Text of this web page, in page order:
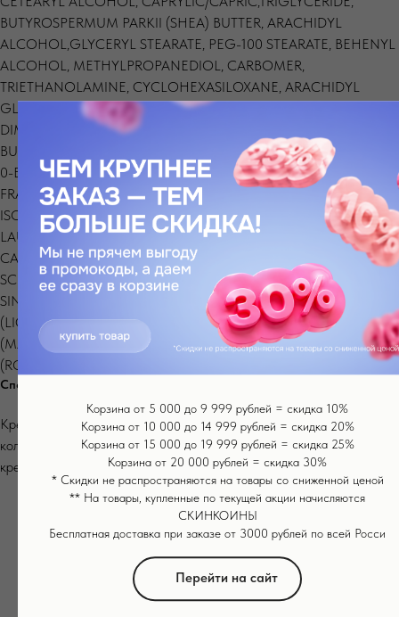
BUTYROSPERMUM PARKII (SHEA) BUTTER, ARACHIDYL
ALCOHOL,GLYCERYL STEARATE, PEG-100 STEARATE, BEHENYL
ALCOHOL, METHYLPROPANEDIOL, CARBOMER,
TRIETHANOLAMINE, CYCLOHEXASILOXANE, ARACHIDYL
GLUCOSIDE,HYDROXYACETOPHENONE, ALLANTOIN,
DIMETHICONE/VINYL DIMETHICONE,CROSSPOLY-MER,
BUTYLENE GLYCOL, TOCOPHERYL ACETATE, NIACINAMIDE,3-
0-ETHYL ASCORBIC ACID, RETINOL, POLYACRYLAMIDE,
FRAGRANCE,,CAPRYLHYDROXAMIC ACID, C13-14
ISOPARAFFIN, SODIUM HYALURONATE,DISODIUM EDTA,
LAURETH-7, CENTELLA ASIATICA EXTRACT, GLYCERYL
CAPRYLATE,POLYGONUM CUSPIDATUM ROOT EXTRACT,
SCUTELLARIA BAICALENSIS ROOT EXTRACT, CAMELLIA
SINENSIS LEAF EXTRACT, GLYCYRRHIZA GLABRA
(LICORICE)ROOT EXTRACT, CHAMOMILLA RECUTITA
(MATRICARIA) FLOWER EXTRACT,ROSMARINUS OFFICINALIS
(ROSEMARY) LEAF EXTRACT, TOCOPHEROL
Способ применения
Крем предназначен для вечернего ухода. Нанесите небольшое
количество на предварительно очищенную зону и дайте впитаться
крему легкими вбивающими движениями подушечек пальцев.
Корзина от 5 000 до 9 999 рублей = скидка 10%
Корзина от 10 000 до 14 999 рублей = скидка 20%
Корзина от 15 000 до 19 999 рублей = скидка 25%
Корзина от 20 000 рублей = скидка 30%
* Скидки не распространяются на товары со сниженной ценой
** На товары, купленные по текущей акции начисляются
СКИНКОИНЫ
Бесплатная доставка при заказе от 3000 рублей по всей Росси
Перейти на сайт